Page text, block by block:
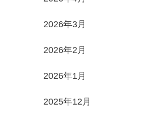
2026年3月
2026年2月
2026年1月
2025年12月